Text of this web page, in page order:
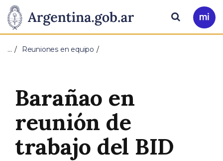
Presidencia
de
Nación
Pasar al contenido principal
Ir
a
Buscar
… Reuniones en equipo
Barañao en
reunión de
trabajo del BID